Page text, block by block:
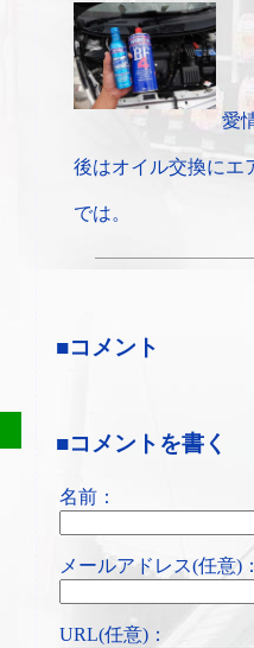
愛
後はオイル交換にエ
では。
■コメント
■コメントを書く
名前：
メールアドレス(任意)：
URL(任意)：